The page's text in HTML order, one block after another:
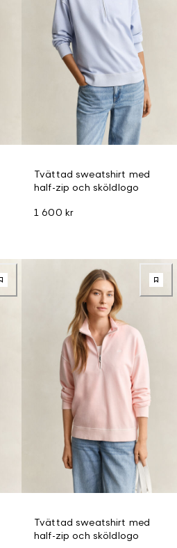
Tvättad sweatshirt med
half-zip och sköldlogo
1 600 kr
Tvättad sweatshirt med
half-zip och sköldlogo